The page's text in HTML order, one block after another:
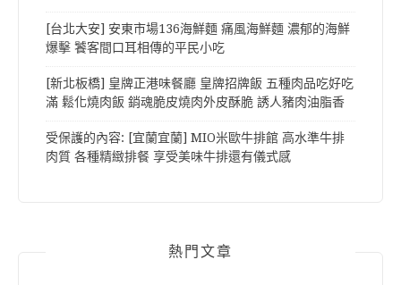
[台北大安] 安東市場136海鮮麵 痛風海鮮麵 濃郁的海鮮
爆擊 饕客間口耳相傳的平民小吃
[新北板橋] 皇牌正港味餐廳 皇牌招牌飯 五種肉品吃好吃
滿 鬆化燒肉飯 銷魂脆皮燒肉外皮酥脆 誘人豬肉油脂香
受保護的內容: [宜蘭宜蘭] MIO米歐牛排館 高水準牛排
肉質 各種精緻排餐 享受美味牛排還有儀式感
熱門文章